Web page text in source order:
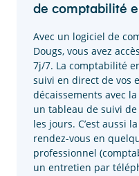
de comptabilité
Avec un logiciel de
Dougs, vous avez
7j/7. La comptabilité
suivi en direct de vos
décaissements avec
un tableau de suivi
les jours. C’est aussi
rendez-vous en
professionnel
un entretien par